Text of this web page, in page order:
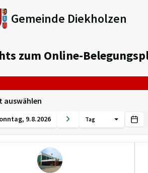
Gemeinde Diekholzen
zum Online-
auswählen
, 9.8.2026 Tag